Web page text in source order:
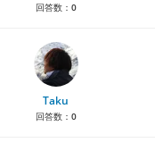
回答数： 0
Taku
回答数： 0